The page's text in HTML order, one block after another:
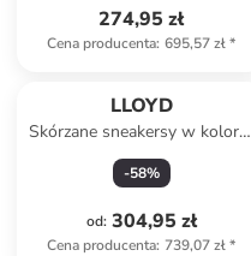
274,95 zł
Cena producenta: 695,57 zł*
LLOYD
Skórzane sneakersy w kolorze
białym
-58%
od: 304,95 zł
Cena producenta: 739,07 zł*